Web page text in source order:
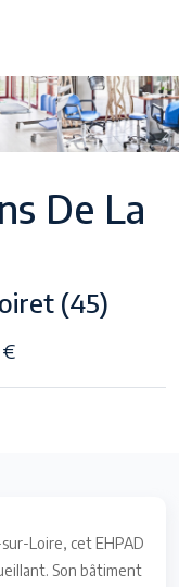
De La
(45)
Loire, cet EHPAD
Son bâtiment